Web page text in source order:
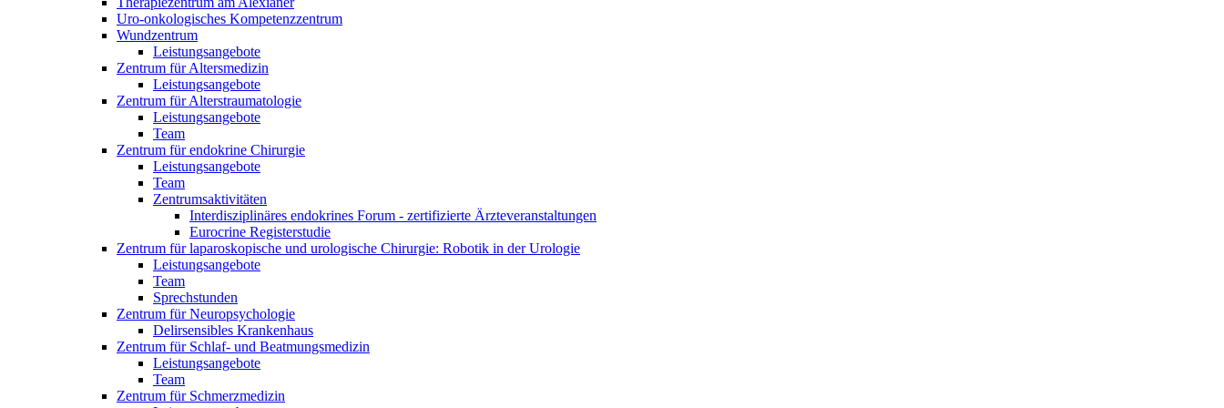
Uro-onkologisches Kompetenzzentrum
Wundzentrum
Leistungsangebote
Zentrum für Altersmedizin
Leistungsangebote
Zentrum für Alterstraumatologie
Leistungsangebote
Team
Zentrum für endokrine Chirurgie
Leistungsangebote
Team
Zentrumsaktivitäten
Interdisziplinäres endokrines Forum - zertifizierte Ärzteveranstaltungen
Eurocrine Registerstudie
Zentrum für laparoskopische und urologische Chirurgie: Robotik in der Urologie
Leistungsangebote
Team
Sprechstunden
Zentrum für Neuropsychologie
Delirsensibles Krankenhaus
Zentrum für Schlaf- und Beatmungsmedizin
Leistungsangebote
Team
Zentrum für Schmerzmedizin